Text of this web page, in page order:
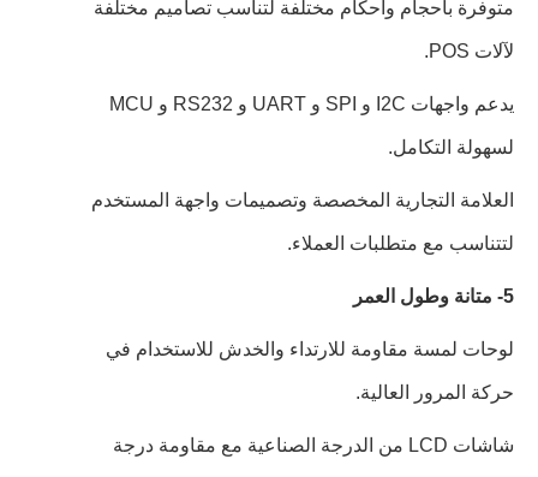
متوفرة بأحجام وأحكام مختلفة لتناسب تصاميم مختلفة
لآلات POS.
يدعم واجهات I2C و SPI و UART و RS232 و MCU
لسهولة التكامل.
العلامة التجارية المخصصة وتصميمات واجهة المستخدم
لتتناسب مع متطلبات العملاء.
5- متانة وطول العمر
لوحات لمسة مقاومة للارتداء والخدش للاستخدام في
حركة المرور العالية.
شاشات LCD من الدرجة الصناعية مع مقاومة درجة